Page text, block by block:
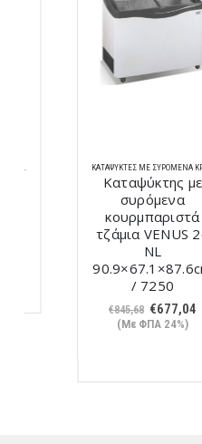
KΑΤΑΨΎΚΤΕΣ ΜΕ ΣΥΡΌΜΕΝΑ ΚΡΎΣΤΑΛΛΑ
Καταψύκτης με
συρόμενα
κουρμπαριστά
τζάμια VENUS 26
90.9×67.1×87.6cm
Original
price
€677,04Η
τρέχουσα
(Με ΦΠΑ 24%)